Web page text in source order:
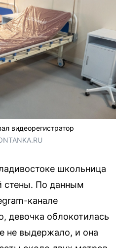
видеорегистратор
школьница
стены. По данным
канале
девочка облокотилась
не выдержало, и она